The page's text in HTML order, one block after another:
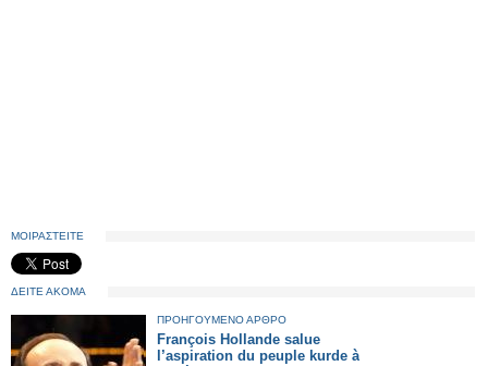
ΜΟΙΡΑΣΤΕΙΤΕ
ΔΕΙΤΕ ΑΚΟΜΑ
ΠΡΟΗΓΟΥΜΕΝΟ ΑΡΘΡΟ
François Hollande salue
l’aspiration du peuple kurde à